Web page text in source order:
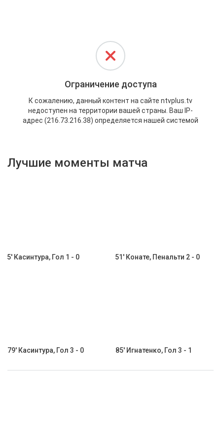
Лучшие моменты матча
5' Касинтура, Гол 1 - 0 51' Конате, Пенальти 2 - 0
79' Касинтура, Гол 3 - 0 85' Игнатенко, Гол 3 - 1